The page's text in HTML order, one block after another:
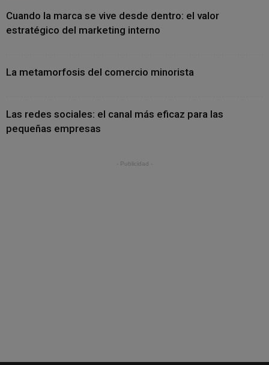
Cuando la marca se vive desde dentro: el valor
estratégico del marketing interno
La metamorfosis del comercio minorista
Las redes sociales: el canal más eficaz para las
pequeñas empresas
- Publicidad -